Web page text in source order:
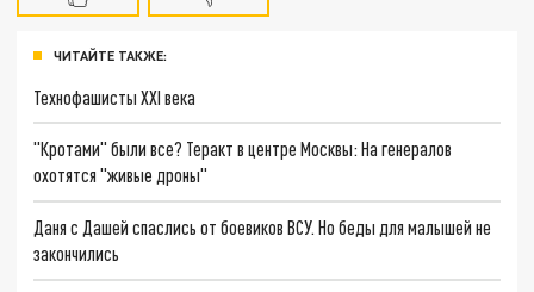
ЧИТАЙТЕ ТАКЖЕ:
Технофашисты XXI века
"Кротами" были все? Теракт в центре Москвы: На генералов
охотятся "живые дроны"
Даня с Дашей спаслись от боевиков ВСУ. Но беды для малышей не
закончились